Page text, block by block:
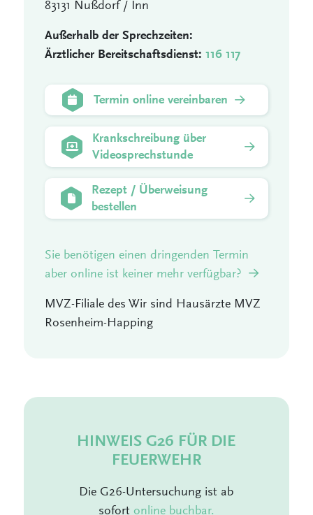
83131 Nußdorf / Inn
Außerhalb der Sprechzeiten:
Ärztlicher Bereitschaftsdienst: 116 117
Termin online vereinbaren
Krankschreibung über
Videosprechstunde
Rezept / Überweisung
bestellen
Sie benötigen einen dringenden Termin
aber online ist keiner mehr verfügbar?
MVZ-Filiale des Wir sind Hausärzte MVZ
Rosenheim-Happing
HINWEIS G26 FÜR DIE
FEUERWEHR
Die G26-Untersuchung ist ab
sofort online buchbar.